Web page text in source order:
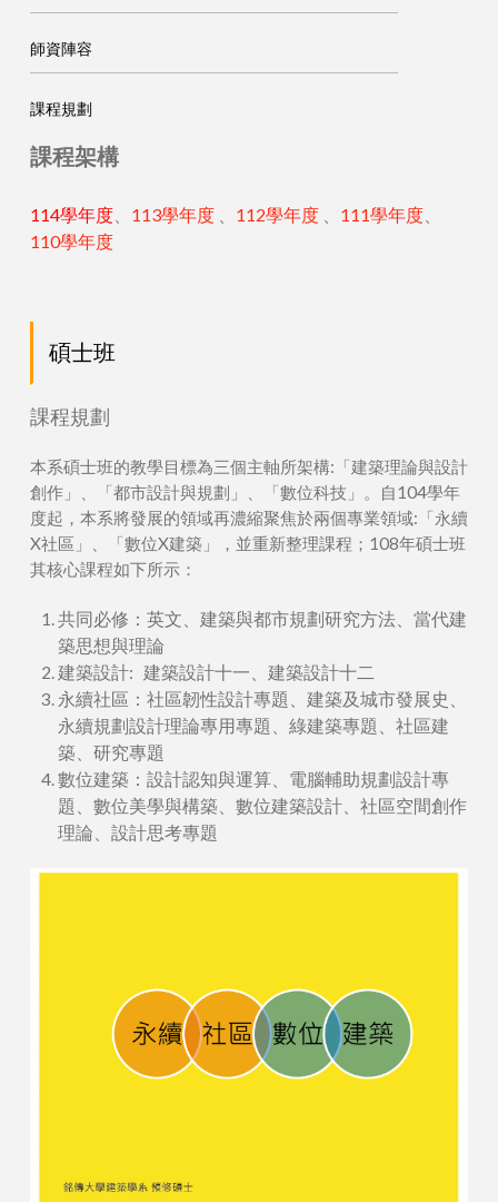
師資陣容
課程規劃
課程架構
114學年度、 113學年度、 112學年度 111學年度、
110學年度
碩士班
課程規劃
本系碩士班的教學目標為三個主軸所架構:「建築理論與設計
創作」、「都市設計與規劃」、「數位科技」。自104學年
度起，本系將發展的領域再濃縮聚焦於兩個專業領域:「永續
X社區」、「數位X建築」，並重新整理課程；108年碩士班
其核心課程如下所示：
共同必修：英文、建築與都市規劃研究方法、當代建
築思想與理論
建築設計: 建築設計十一、建築設計十二
永續社區：社區韌性設計專題、建築及城市發展史、
永續規劃設計理論專用專題、綠建築專題、社區建
築、研究專題
數位建築：設計認知與運算、電腦輔助規劃設計專
題、數位美學與構築、數位建築設計、社區空間創作
理論、設計思考專題